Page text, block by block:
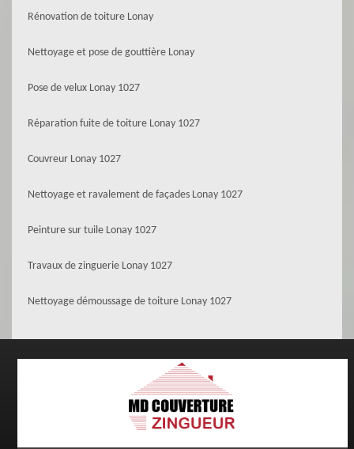
Rénovation de toiture Lonay
Nettoyage et pose de gouttière Lonay
Pose de velux Lonay 1027
Réparation fuite de toiture Lonay 1027
Couvreur Lonay 1027
Nettoyage et ravalement de façades Lonay 1027
Peinture sur tuile Lonay 1027
Travaux de zinguerie Lonay 1027
Nettoyage démoussage de toiture Lonay 1027